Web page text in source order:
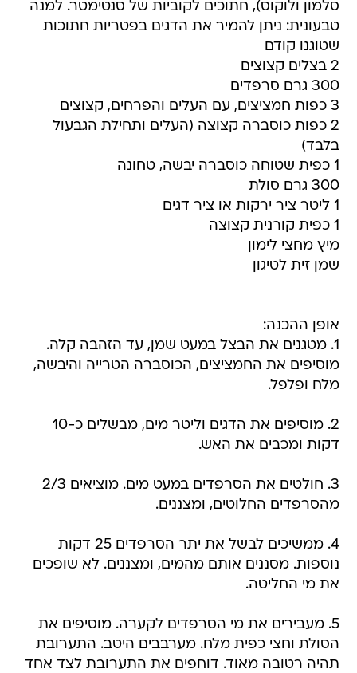
סלמון ולוקוס), חתוכים לקוביות של סנטימטר. למנה
טבעונית: ניתן להמיר את הדגים בפטריות חתוכות
שטוגנו קודם
2 בצלים קצוצים
300 גרם סרפדים
3 כפות חמציצים, עם העלים והפרחים, קצוצים
2 כפות כוסברה קצוצה (העלים ותחילת הגבעול
בלבד)
1 כפית שטוחה כוסברה יבשה, טחונה
300 גרם סולת
1 ליטר ציר ירקות או ציר דגים
1 כפית קורנית קצוצה
מיץ מחצי לימון
שמן זית לטיגון
אופן ההכנה:
1. מטגנים את הבצל במעט שמן, עד הזהבה קלה.
מוסיפים את החמציצים, הכוסברה הטרייה והיבשה,
מלח ופלפל.
2. מוסיפים את הדגים וליטר מים, מבשלים כ-10
דקות ומכבים את האש.
3. חולטים את הסרפדים במעט מים. מוציאים 2/3
מהסרפדים החלוטים, ומצננים.
4. ממשיכים לבשל את יתר הסרפדים 25 דקות
נוספות. מסננים אותם מהמים, ומצננים. לא שופכים
את מי החליטה.
5. מעבירים את מי הסרפדים לקערה. מוסיפים את
הסולת וחצי כפית מלח. מערבבים היטב. התערובת
תהיה רטובה מאוד. דוחפים את התערובת לצד אחד